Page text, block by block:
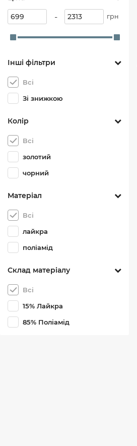
- грн
Інші фільтри
Всі
Зі знижкою
Колір
Всі
золотий
чорний
Матеріал
Всі
лайкра
поліамід
Склад матеріалу
Всі
15% Лайкра
85% Поліамід